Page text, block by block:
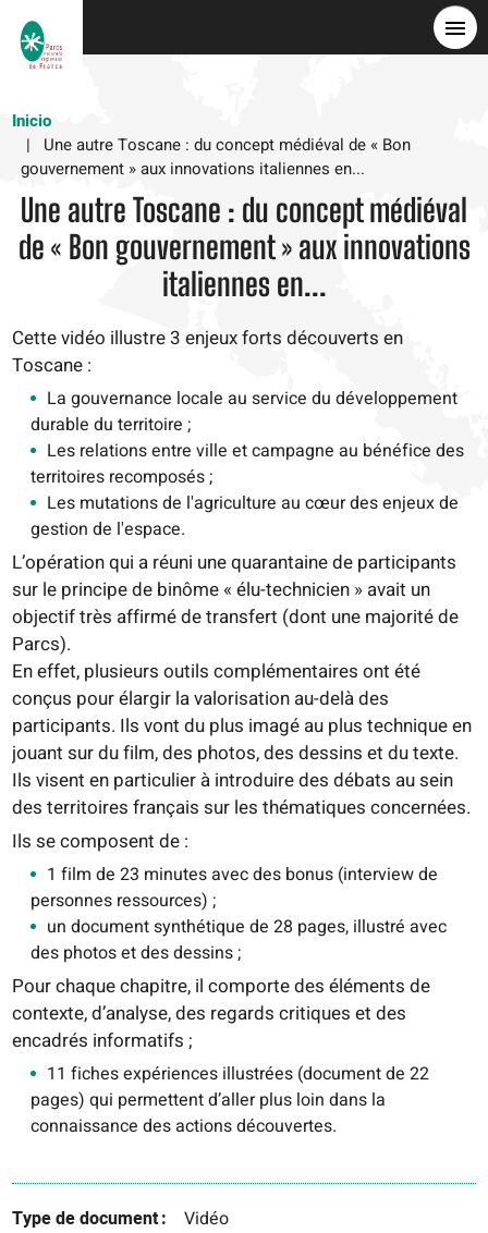
Inicio
Une autre Toscane : du concept médiéval de « Bon
gouvernement » aux innovations italiennes en...
Une autre Toscane : du concept médiéval
de « Bon gouvernement » aux innovations
italiennes en...
Cette vidéo illustre 3 enjeux forts découverts en
Toscane :
La gouvernance locale au service du développement
durable du territoire ;
Les relations entre ville et campagne au bénéfice des
territoires recomposés ;
Les mutations de l'agriculture au cœur des enjeux de
gestion de l'espace.
L’opération qui a réuni une quarantaine de participants
sur le principe de binôme « élu-technicien » avait un
objectif très affirmé de transfert (dont une majorité de
Parcs).
En effet, plusieurs outils complémentaires ont été
conçus pour élargir la valorisation au-delà des
participants. Ils vont du plus imagé au plus technique en
jouant sur du film, des photos, des dessins et du texte.
Ils visent en particulier à introduire des débats au sein
des territoires français sur les thématiques concernées.
Ils se composent de :
1 film de 23 minutes avec des bonus (interview de
personnes ressources) ;
un document synthétique de 28 pages, illustré avec
des photos et des dessins ;
Pour chaque chapitre, il comporte des éléments de
contexte, d’analyse, des regards critiques et des
encadrés informatifs ;
11 fiches expériences illustrées (document de 22
pages) qui permettent d’aller plus loin dans la
connaissance des actions découvertes.
Type de document Vidéo